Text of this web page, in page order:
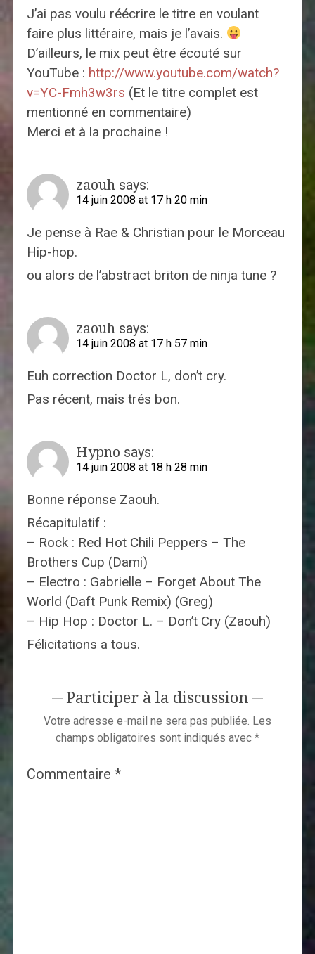
J’ai pas voulu réécrire le titre en voulant
faire plus littéraire, mais je l’avais.
D’ailleurs, le mix peut être écouté sur
YouTube : http://www.youtube.com/watch?
v=YC-Fmh3w3rs (Et le titre complet est
mentionné en commentaire)
Merci et à la prochaine !
zaouh says:
14 juin 2008 at 17 h 20 min
Je pense à Rae & Christian pour le Morceau
Hip-hop.
ou alors de l’abstract briton de ninja tune ?
zaouh says:
14 juin 2008 at 17 h 57 min
Euh correction Doctor L, don’t cry.
Pas récent, mais trés bon.
Hypno says:
14 juin 2008 at 18 h 28 min
Bonne réponse Zaouh.
Récapitulatif :
– Rock : Red Hot Chili Peppers – The
Brothers Cup (Dami)
– Electro : Gabrielle – Forget About The
World (Daft Punk Remix) (Greg)
– Hip Hop : Doctor L. – Don’t Cry (Zaouh)
Félicitations a tous.
Participer à la discussion
Votre adresse e-mail ne sera pas publiée. Les
champs obligatoires sont indiqués avec *
Commentaire *